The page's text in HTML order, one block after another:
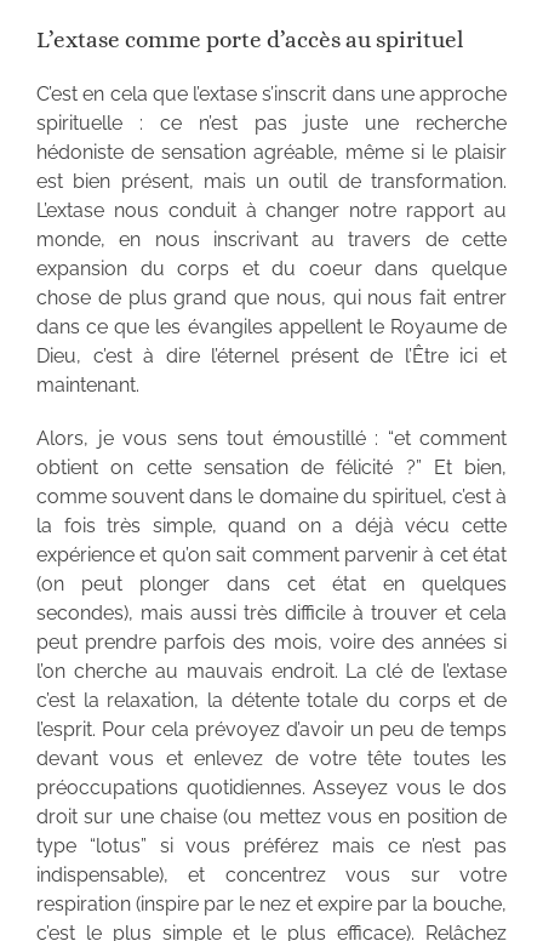
L’extase comme porte d’accès au spirituel
C’est en cela que l’extase s’inscrit dans une approche
spirituelle : ce n’est pas juste une recherche
hédoniste de sensation agréable, même si le plaisir
est bien présent, mais un outil de transformation.
L’extase nous conduit à changer notre rapport au
monde, en nous inscrivant au travers de cette
expansion du corps et du coeur dans quelque
chose de plus grand que nous, qui nous fait entrer
dans ce que les évangiles appellent le Royaume de
Dieu, c’est à dire l’éternel présent de l’Être ici et
maintenant.
Alors, je vous sens tout émoustillé : “et comment
obtient on cette sensation de félicité ?” Et bien,
comme souvent dans le domaine du spirituel, c’est à
la fois très simple, quand on a déjà vécu cette
expérience et qu’on sait comment parvenir à cet état
(on peut plonger dans cet état en quelques
secondes), mais aussi très difficile à trouver et cela
peut prendre parfois des mois, voire des années si
l’on cherche au mauvais endroit. La clé de l’extase
c’est la relaxation, la détente totale du corps et de
l’esprit. Pour cela prévoyez d’avoir un peu de temps
devant vous et enlevez de votre tête toutes les
préoccupations quotidiennes. Asseyez vous le dos
droit sur une chaise (ou mettez vous en position de
type “lotus” si vous préférez mais ce n’est pas
indispensable), et concentrez vous sur votre
respiration (inspire par le nez et expire par la bouche,
c’est le plus simple et le plus efficace). Relâchez